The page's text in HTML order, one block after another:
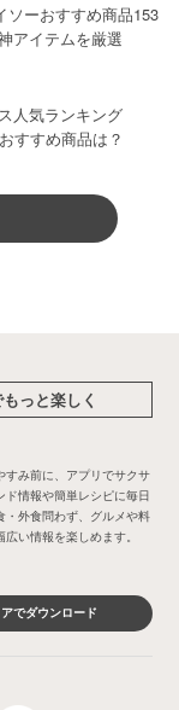
ソーおすすめ商品153
アイテムを厳選
人気ランキング
すすめ商品は？
っと楽しく
すみ前に、アプリでサクサ
ド情報や簡単レシピに毎日
・外食問わず、グルメや料
い情報を楽しめます。
でダウンロード